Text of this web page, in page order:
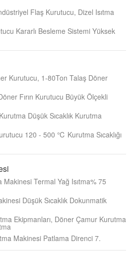
Flaş Kurutucu, Dizel Isıtma
Kararlı Besleme Sistemi Yüksek
Kurutucu, 1-80Ton Talaş Döner
Fırın Kurutucu Büyük Ölçekli
Düşük Sıcaklık Kurutma
120 - 500 ℃ Kurutma Sıcaklığı
Termal Yağ Isıtma% 75
Düşük Sıcaklık Dokunmatik
Ekipmanları, Döner Çamur Kurutma
Makinesi Patlama Direnci 7.